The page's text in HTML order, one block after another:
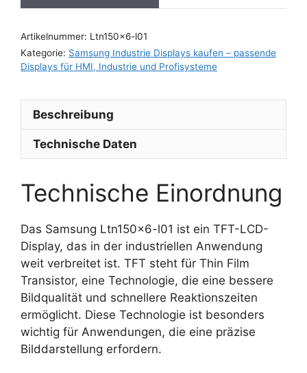
Artikelnummer: Ltn150x6-l01
Kategorie: Samsung Industrie Displays kaufen – passende
Displays für HMI, Industrie und Profisysteme
Beschreibung
Technische Daten
Technische Einordnung
Das Samsung Ltn150x6-l01 ist ein TFT-LCD-
Display, das in der industriellen Anwendung
weit verbreitet ist. TFT steht für Thin Film
Transistor, eine Technologie, die eine bessere
Bildqualität und schnellere Reaktionszeiten
ermöglicht. Diese Technologie ist besonders
wichtig für Anwendungen, die eine präzise
Bilddarstellung erfordern.